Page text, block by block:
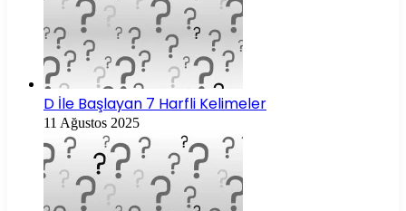
D İle Başlayan 7 Harfli Kelimeler
11 Ağustos 2025